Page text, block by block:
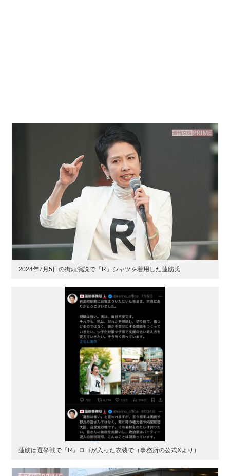
2024年7月5日の街頭演説で「R」シャツを着用した蓮舫氏
蓮舫は選挙戦で「R」ロゴが入った衣装で（事務所の公式Xより）